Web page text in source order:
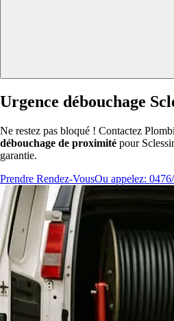
Urgence débouchage
Ne restez pas bloqué ! Contactez
débouchage de proximité pour
garantie.
Prendre Rendez-VousOu appelez: